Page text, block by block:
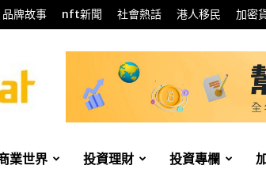
品牌故事 nft新聞 社會熱話 港人移民 加密
業世界 投資理財 投資專欄